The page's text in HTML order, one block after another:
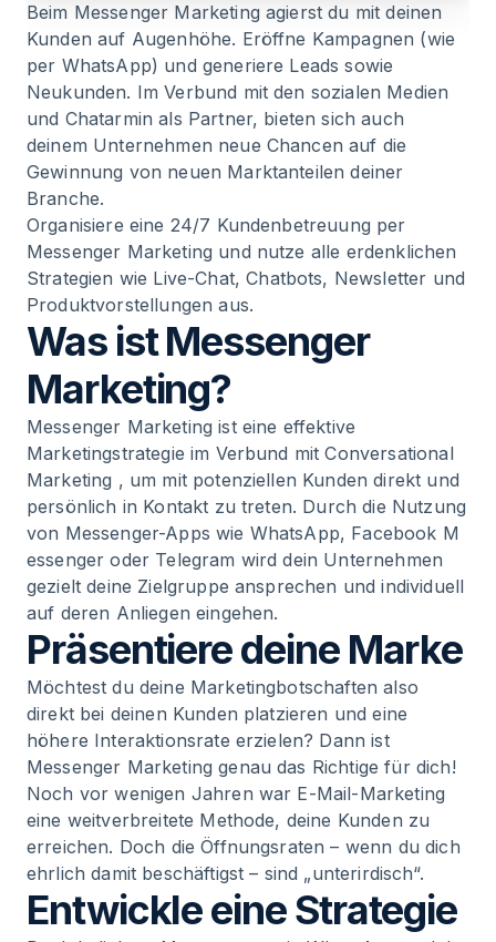
Beim Messenger Marketing agierst du mit deinen
Kunden auf Augenhöhe. Eröffne Kampagnen (wie
per WhatsApp) und generiere Leads sowie
Neukunden. Im Verbund mit den sozialen Medien
und Chatarmin als Partner, bieten sich auch
deinem Unternehmen neue Chancen auf die
Gewinnung von neuen Marktanteilen deiner
Branche.
Organisiere eine 24/7 Kundenbetreuung per
Messenger Marketing und nutze alle erdenklichen
Strategien wie Live-Chat,Chatbots, Newsletter und
Produktvorstellungen aus.
Was ist Messenger
Marketing?
Messenger Marketing ist eine effektive
Marketingstrategie im Verbund mitConversational
Marketing , um mit potenziellen Kunden direkt und
persönlich in Kontakt zu treten. Durch die Nutzung
von Messenger-Apps wie WhatsApp, Facebook M
essenger oder Telegram wird dein Unternehmen
gezielt deine Zielgruppe ansprechen und individuell
auf deren Anliegen eingehen.
Präsentiere deine Marke
Möchtest du deine Marketingbotschaften also
direkt bei deinen Kunden platzieren und eine
höhere Interaktionsrate erzielen? Dann ist
Messenger Marketing genau das Richtige für dich!
Noch vor wenigen Jahren war E-Mail-Marketing
eine weitverbreitete Methode, deine Kunden zu
erreichen. Doch die Öffnungsraten – wenn du dich
ehrlich damit beschäftigst – sind „unterirdisch“.
Entwickle eine Strategie